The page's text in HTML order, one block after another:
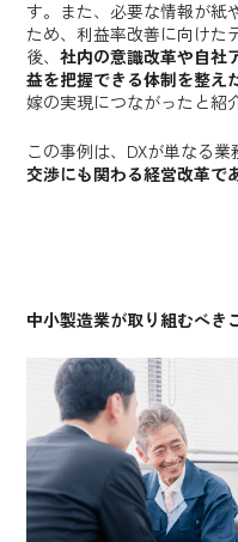
す。また、必要な情報が紙
ため、利益率改善に向けた
後、社内の意識改革や自社
益を把握できる体制を整え
嫁の実現につながったと紹
この事例は、DXが単なる
交渉にも関わる経営改革で
中小製造業が取り組むべき